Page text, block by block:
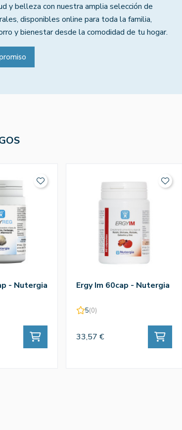
y belleza con nuestra amplia selección de
disponibles online para toda la familia,
y bienestar desde la comodidad de tu hogar.
- Nutergia Ergy Im 60cap - Nutergia
5(0)
33,57 €